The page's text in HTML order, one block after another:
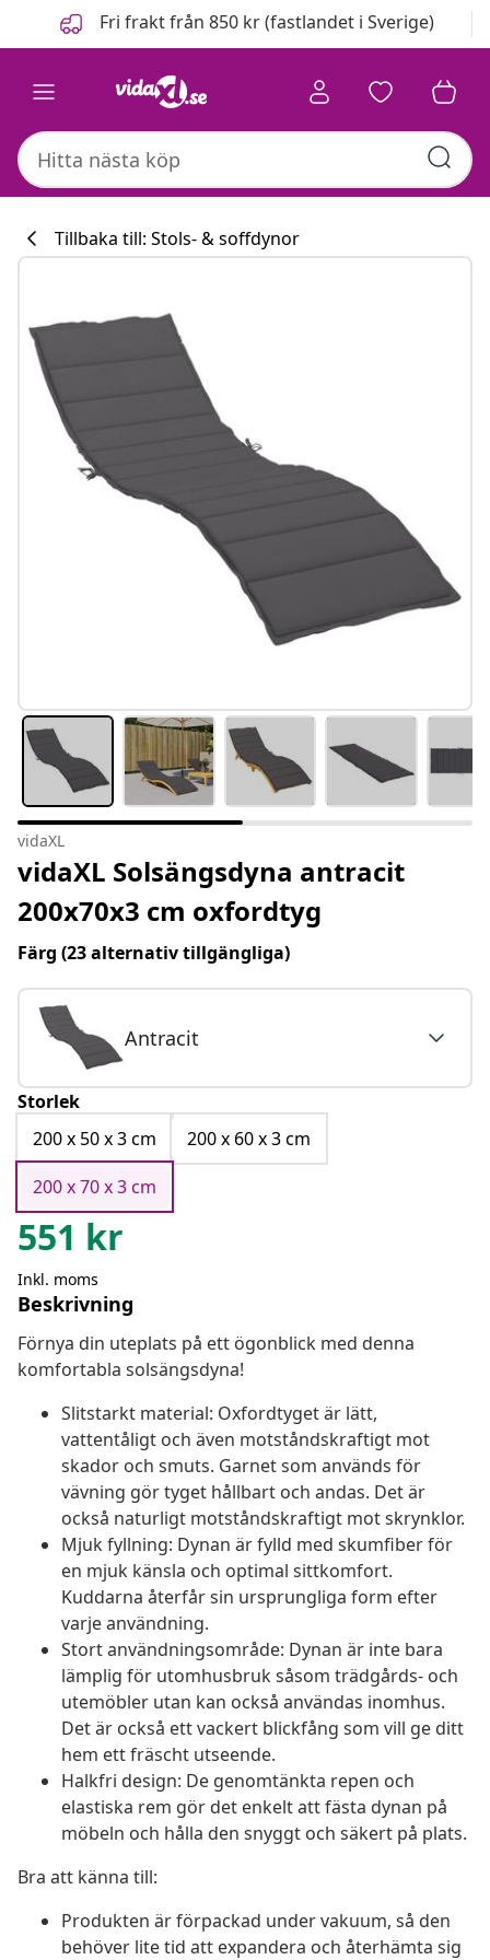
FöregåendeFri frakt från 850 kr (fastlandet i Sverige)
Tillbaka till: Stols- & soffdynor
vidaXL
vidaXL Solsängsdyna antracit
200x70x3 cm oxfordtyg
Färg (23 alternativ tillgängliga)
Antracit
Storlek
200 x 50 x 3 cm
200 x 60 x 3 cm
200 x 70 x 3 cm
551 kr
Inkl. moms
Beskrivning
Förnya din uteplats på ett ögonblick med denna
komfortabla solsängsdyna!
Slitstarkt material: Oxfordtyget är lätt,
vattentåligt och även motståndskraftigt mot
skador och smuts. Garnet som används för
vävning gör tyget hållbart och andas. Det är
också naturligt motståndskraftigt mot skrynklor.
Mjuk fyllning: Dynan är fylld med skumfiber för
en mjuk känsla och optimal sittkomfort.
Kuddarna återfår sin ursprungliga form efter
varje användning.
Stort användningsområde: Dynan är inte bara
lämplig för utomhusbruk såsom trädgårds- och
utemöbler utan kan också användas inomhus.
Det är också ett vackert blickfång som vill ge ditt
hem ett fräscht utseende.
Halkfri design: De genomtänkta repen och
elastiska rem gör det enkelt att fästa dynan på
möbeln och hålla den snyggt och säkert på plats.
Bra att känna till:
Produkten är förpackad under vakuum, så den
behöver lite tid att expandera och återhämta sig